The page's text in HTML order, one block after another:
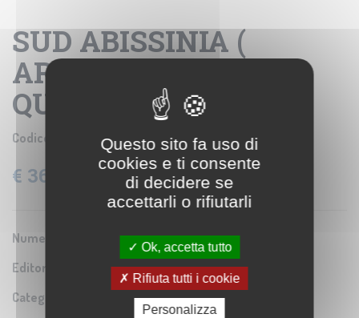
SUD ABISSINIA (
ARNOLD HODSON )
QUADRO D'UNIONE
Codice prodotto:IGM SE002472
€ 36,60 IVA: 22% Inclusa
Numero Serie:
Editore/Produttore:Istituto Geografico Militare
Categoria: Riproduzione di carta antica
Questo sito fa uso di
cookies e ti consente
di decidere se
accettarli o rifiutarli
Ok, accetta tutto
Rifiuta tutti i cookie
Personalizza